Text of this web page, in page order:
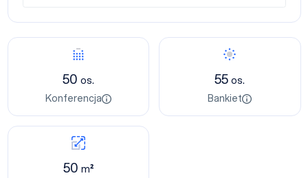
50 os.
Konferencja
55os.
Bankiet
50 m²